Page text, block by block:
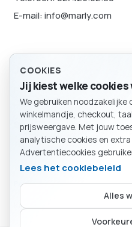
E-mail: info@marly.com
Juridisch
Privacybeleid
Cookievoorkeuren
Sitemap
Particulier Bedrijf
Kies of je als particulier of
COOKIES
Jij kiest welke
We gebruiken noodzakelijke
winkelmandje, checkout,
prijsweergave. Met jouw
analytische cookies en
Advertentiecookies
Lees het cookiebeleid
Alles
BESTELLING
Winkelmand